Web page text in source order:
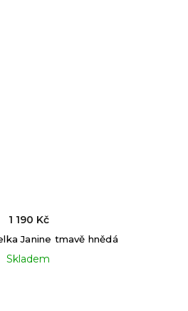
Janine tmavě hnědá
Skladem
1 190 Kč